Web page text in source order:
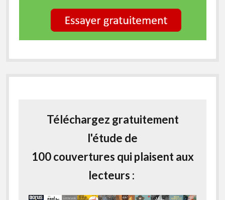
Téléchargez gratuitement
l'étude de
100 couvertures qui plaisent aux
lecteurs :